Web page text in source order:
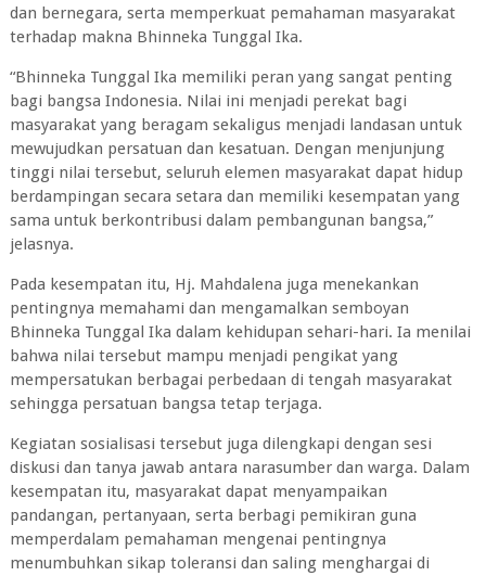
dan bernegara, serta memperkuat pemahaman masyarakat
terhadap makna Bhinneka Tunggal Ika.
“Bhinneka Tunggal Ika memiliki peran yang sangat penting
bagi bangsa Indonesia. Nilai ini menjadi perekat bagi
masyarakat yang beragam sekaligus menjadi landasan untuk
mewujudkan persatuan dan kesatuan. Dengan menjunjung
tinggi nilai tersebut, seluruh elemen masyarakat dapat hidup
berdampingan secara setara dan memiliki kesempatan yang
sama untuk berkontribusi dalam pembangunan bangsa,”
jelasnya.
Pada kesempatan itu, Hj. Mahdalena juga menekankan
pentingnya memahami dan mengamalkan semboyan
Bhinneka Tunggal Ika dalam kehidupan sehari-hari. Ia menilai
bahwa nilai tersebut mampu menjadi pengikat yang
mempersatukan berbagai perbedaan di tengah masyarakat
sehingga persatuan bangsa tetap terjaga.
Kegiatan sosialisasi tersebut juga dilengkapi dengan sesi
diskusi dan tanya jawab antara narasumber dan warga. Dalam
kesempatan itu, masyarakat dapat menyampaikan
pandangan, pertanyaan, serta berbagi pemikiran guna
memperdalam pemahaman mengenai pentingnya
menumbuhkan sikap toleransi dan saling menghargai di